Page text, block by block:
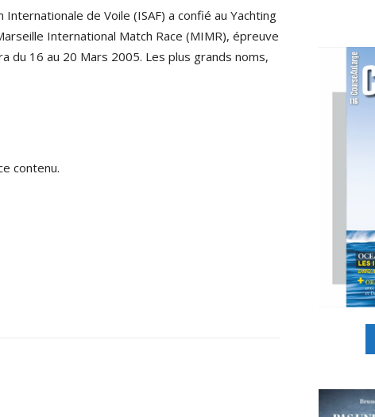
de Voile (ISAF) a confié au Yachting
International Match Race (MIMR), épreuve
du 16 au 20 Mars 2005. Les plus grands noms,
contenu.